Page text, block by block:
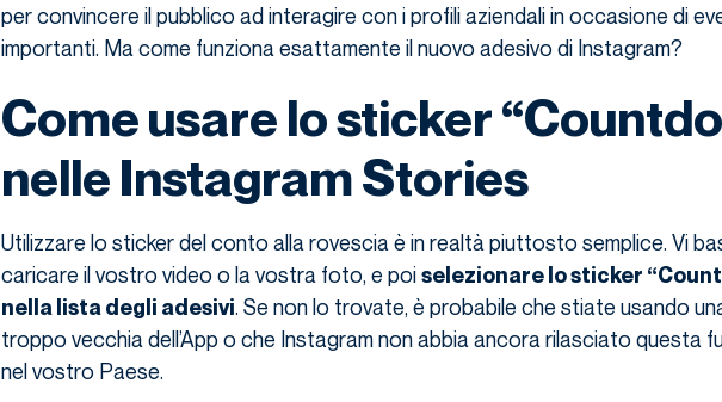
per convincere il pubblico ad interagire con i profili aziendali in occasione di
importanti. Ma come funziona esattamente il nuovo adesivo di Instagram?
Come usare lo sticker
nelle Instagram Stories
Utilizzare lo sticker del conto alla rovescia è in realtà piuttosto semplice. Vi
caricare il vostro video o la vostra foto, e poiselezionare lo sticker
nella lista degli adesivi. Se non lo trovate, è probabile che stiate usando
troppo vecchia dell’App o che Instagram non abbia ancora rilasciato questa
nel vostro Paese.